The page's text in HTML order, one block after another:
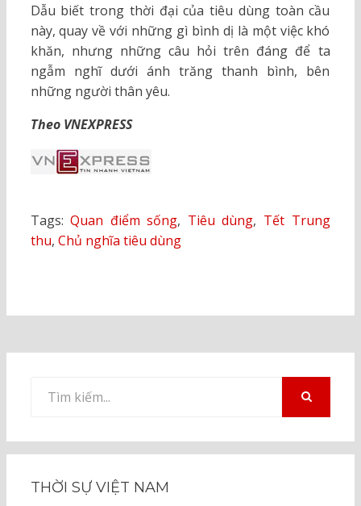
Dẫu biết trong thời đại của tiêu dùng toàn cầu
này, quay về với những gì bình dị là một việc khó
khăn, nhưng những câu hỏi trên đáng để ta
ngẫm nghĩ dưới ánh trăng thanh bình, bên
những người thân yêu.
Theo VNEXPRESS
Tags:Quan điểm sống, Tiêu dùng, Tết Trung
thu, Chủ nghĩa tiêu dùng
kiếm
THỜI SỰ VIỆT NAM